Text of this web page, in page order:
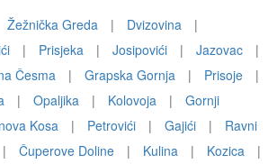
Žežnička Greda | Dvizovina
|
| Prisjeka | Josipovići | Jazovac
|
Česma | Grapska Gornja | Prisoje
|
| Opaljika | Kolovoja |
Gornji
Kosa | Petrovići | Gajići |
Ravni
| Čuperove Doline | Kulina | Kozica
|